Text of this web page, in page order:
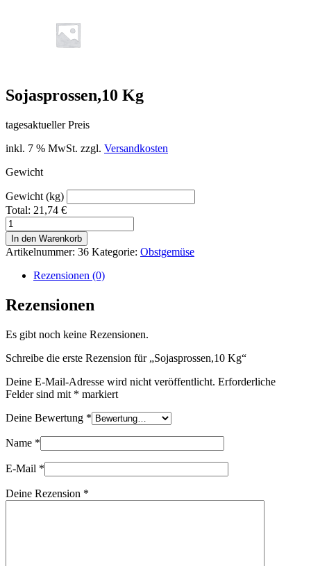
Sojasprossen,10 Kg
tagesaktueller Preis
inkl. 7 % MwSt. zzgl. Versandkosten
Gewicht
Gewicht (kg)
Total: 21,74 €
Sojasprossen,10
Kg
Menge
In den Warenkorb
Artikelnummer: 36 Kategorie: Obstgemüse
Rezensionen (0)
Rezensionen
Es gibt noch keine Rezensionen.
Schreibe die erste Rezension für „Sojasprossen,10 Kg“
Deine E-Mail-Adresse wird nicht veröffentlicht. Erforderliche
Felder sind mit * markiert
Deine Bewertung *
Name *
E-Mail *
Deine Rezension *